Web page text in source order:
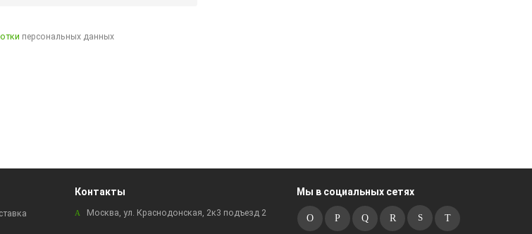
персональных данных
Контакты
Москва, ул. Краснодонская, 2к3 подъезд 2
Мы в социальных сетях